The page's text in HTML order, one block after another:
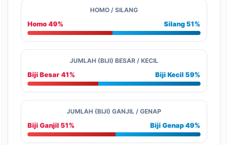
HOMO / SILANG
Homo 49% Silang 51%
JUMLAH (BIJI) BESAR / KECIL
Biji Besar 41% Biji Kecil 59%
JUMLAH (BIJI) GANJIL / GENAP
Biji Ganjil 51% Biji Genap 49%